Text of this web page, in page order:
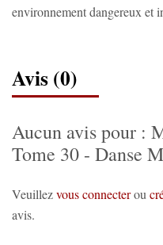
environnement dangereux et
Avis (0)
Aucun avis pour :
Tome 30 - Danse
Veuillezvous connecterou
avis.